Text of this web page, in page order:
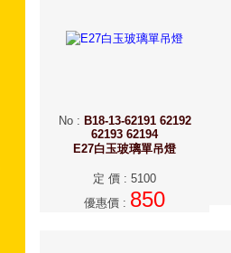
No: B18-13-62191 62192
62193 62194
E27白玉玻璃單吊燈
定 價 : 5100
優惠價 : 850